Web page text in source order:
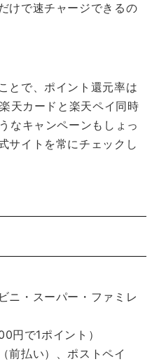
けで速チャージできるの
とで、ポイント還元率は
天カードと楽天ペイ同時
なキャンペーンもしょっ
サイトを常にチェックし
ニ・スーパー・ファミレ
円で1ポイント）
前払い）、ポストペイ